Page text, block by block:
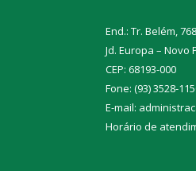
End.: Tr. Belém, 768
Jd. Europa – Novo
CEP: 68193-000
Fone: (93) 3528-
E-mail:
Horário de